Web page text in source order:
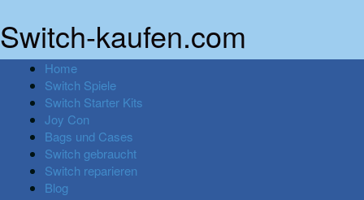
Switch-kaufen.com
Home
Switch Spiele
Switch Starter Kits
Joy Con
Bags und Cases
Switch gebraucht
Switch reparieren
Blog